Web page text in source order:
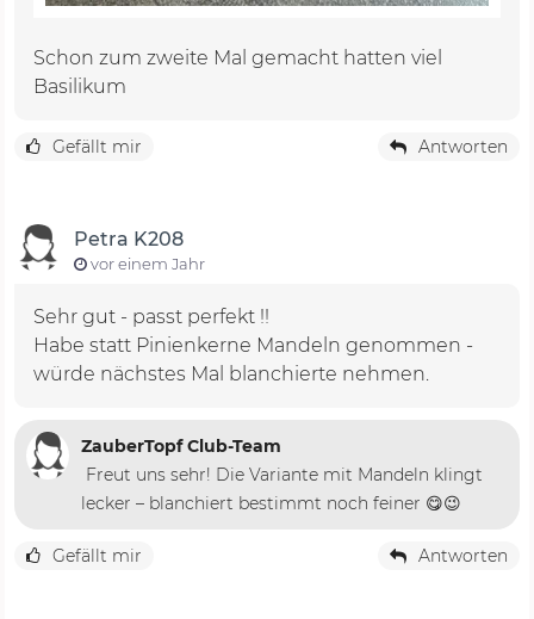
Schon zum zweite Mal gemacht hatten viel
Basilikum
Gefällt mir Antworten
Petra K208
vor einem Jahr
Sehr gut - passt perfekt !!
Habe statt Pinienkerne Mandeln genommen -
würde nächstes Mal blanchierte nehmen.
ZauberTopf Club-Team
Freut uns sehr! Die Variante mit Mandeln klingt
lecker – blanchiert bestimmt noch feiner 😋😉
Gefällt mir Antworten